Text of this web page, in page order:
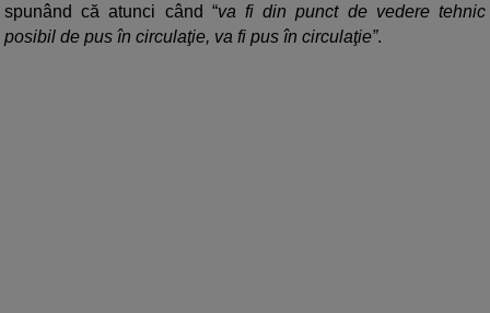
spunând că atunci când “va fi din punct de vedere tehnic
posibil de pus în circulaţie, va fi pus în circulaţie”.